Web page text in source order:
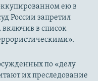
ею в
России запретил
включив в список
по «делу
их преследование